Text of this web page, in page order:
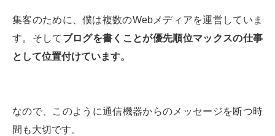
集客のために、僕は複数のWebメディアを運営していま
す。そして ブログを書くことが優先順位マックスの仕事
として位置付けています。
なので、このように通信機器からのメッセージを断つ時
間も大切です。